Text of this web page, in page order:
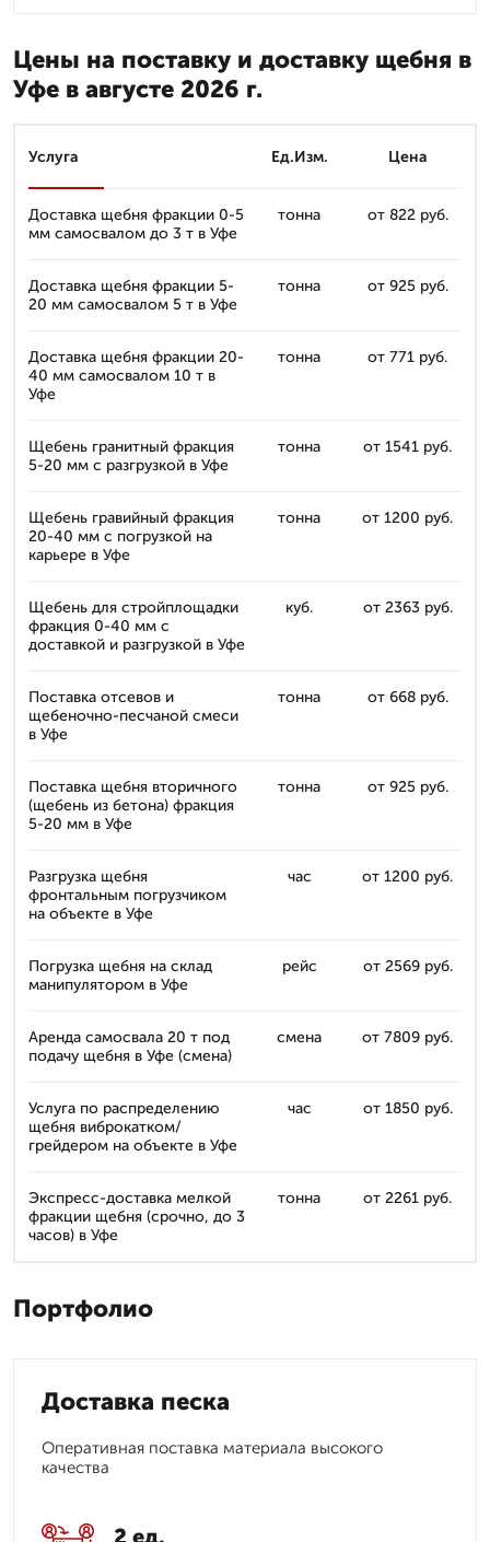
Цены на поставку и доставку щебня в
Уфе в августе 2026 г.
Услуга Ед.Изм. Цена
Доставка щебня фракции 0-5
мм самосвалом до 3 т в Уфе
тонна от 822 руб.
Доставка щебня фракции 5-
20 мм самосвалом 5 т в Уфе
тонна от 925 руб.
Доставка щебня фракции 20-
40 мм самосвалом 10 т в
Уфе
тонна от 771 руб.
Щебень гранитный фракция
5-20 мм с разгрузкой в Уфе
тонна от 1541 руб.
Щебень гравийный фракция
20-40 мм с погрузкой на
карьерe в Уфе
тонна от 1200 руб.
Щебень для стройплощадки
фракция 0-40 мм с
доставкой и разгрузкой в Уфе
куб. от 2363 руб.
Поставка отсевов и
щебеночно-песчаной смеси
в Уфе
тонна от 668 руб.
Поставка щебня вторичного
(щебень из бетона) фракция
5-20 мм в Уфе
тонна от 925 руб.
Разгрузка щебня
фронтальным погрузчиком
на объекте в Уфе
час от 1200 руб.
Погрузка щебня на склад
манипулятором в Уфе
рейс от 2569 руб.
Аренда самосвала 20 т под
подачу щебня в Уфе (смена)
смена от 7809 руб.
Услуга по распределению
щебня виброкатком/
грейдером на объекте в Уфе
час от 1850 руб.
Экспресс-доставка мелкой
фракции щебня (срочно, до 3
часов) в Уфе
тонна от 2261 руб.
Портфолио
Доставка песка
Оперативная поставка материала высокого
качества
2 ед.